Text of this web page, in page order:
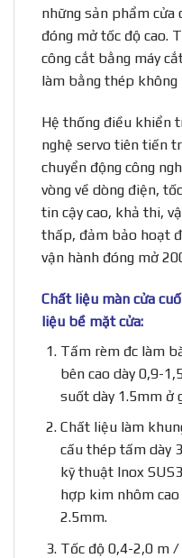
những sản phẩm cửa
đóng mở tốc độ cao.
công cắt bằng máy
làm bằng thép không
Hệ thống điều khiển
nghệ servo tiên tiến
chuyển động công
vòng về dòng điện,
tin cậy cao, khả thi,
thấp, đảm bảo hoạt
vận hành đóng mở
Chất liệu màn cửa
liệu bề mặt cửa:
Tấm rèm đc làm
bên cao dày 0,9-
suốt dày 1.5mm ở
Chất liệu làm
cấu thép tấm dày
kỹ thuật Inox
hợp kim nhôm
2.5mm.
Tốc độ 0,4-2,0 m /